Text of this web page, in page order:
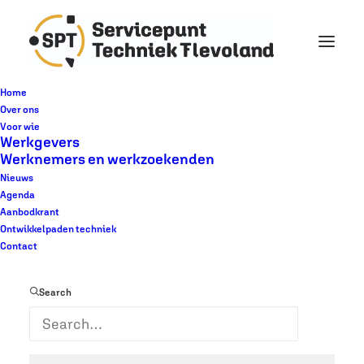
Home
Over ons
Voor wie
Werkgevers
Werknemers en werkzoekenden
Nieuws
Agenda
Aanbodkrant
Ontwikkelpaden techniek
Contact
Search
Terugblik Techniek
Doe Dag 2023